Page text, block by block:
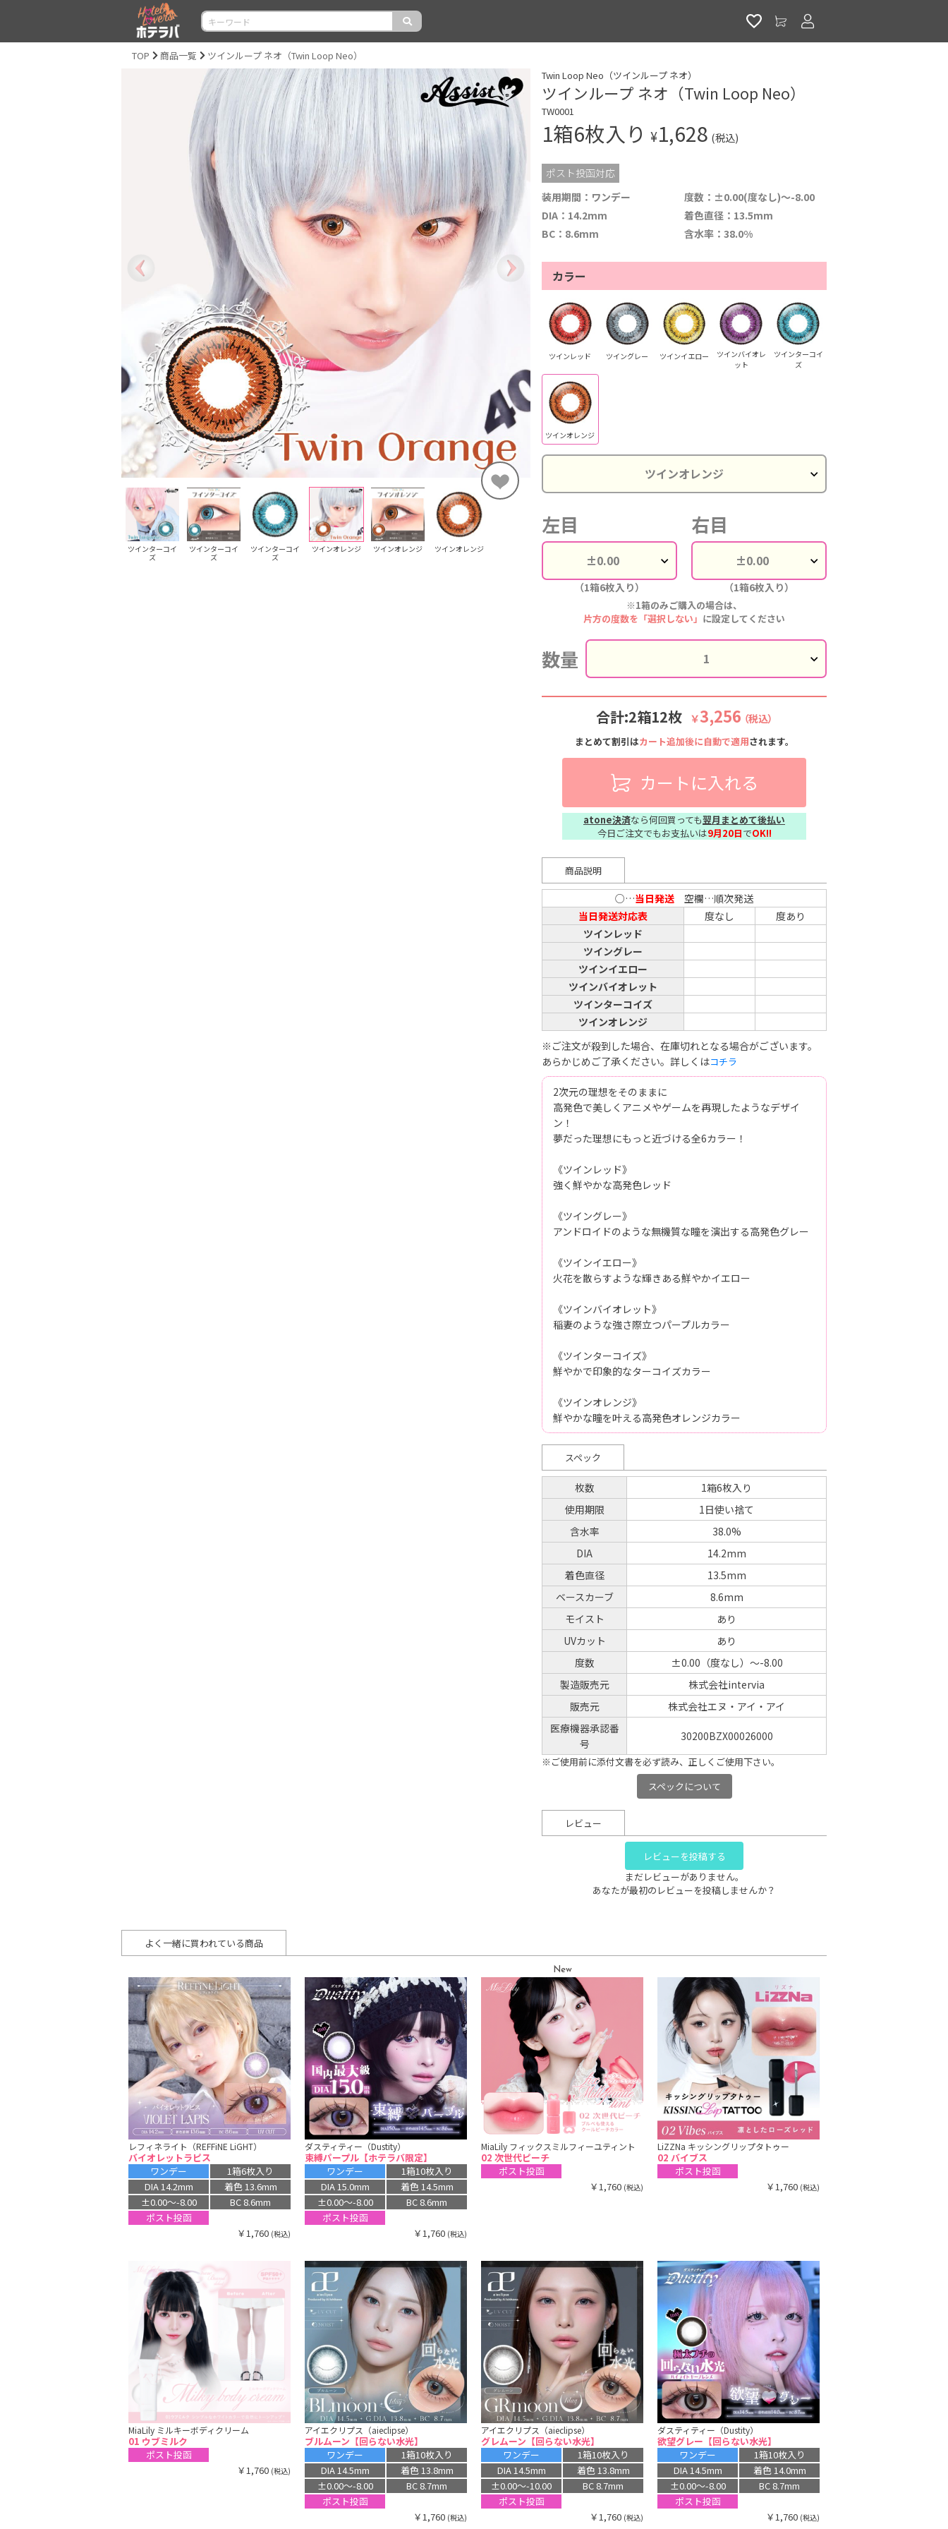
TOP 商品一覧 ツインループ ネオ（Twin Loop Neo）
ツインターコイ
ズ
ツインターコイ
ズ
ツインターコイ
ズ
ツインオレンジ ツインオレンジ ツインオレンジ
Twin Loop Neo（ツインループ ネオ）
ツインループ ネオ（Twin Loop Neo）
TW0001
1箱6枚入り ¥1,628 (税込)
ポスト投函対応
装用期間：ワンデー
度数：±0.00(度なし)～-8.00
DIA：14.2mm
着色直径：13.5mm
BC：8.6mm
含水率：38.0%
カラー
ツインレッド ツイングレー ツインイエロー
ツインバイオレ
ット
ツインターコイ
ズ
ツインオレンジ
左目
（1箱6枚入り）
右目
（1箱6枚入り）
※1箱のみご購入の場合は、
片方の度数を「選択しない」 に設定してください
数量
合計:2箱12枚 ￥3,256 （税込）
まとめて割引はカート追加後に自動で適用されます。
カートに入れる
atone決済なら何回買っても翌月まとめて後払い
今日ご注文でもお支払いは9月20日でOK!!
商品説明
○…当日発送 空欄…順次発送
当日発送対応表
度なし
度あり
ツインレッド
ツイングレー
ツインイエロー
ツインバイオレット
ツインターコイズ
ツインオレンジ
※ご注文が殺到した場合、在庫切れとなる場合がございます。
あらかじめご了承ください。詳しくはコチラ
2次元の理想をそのままに
高発色で美しくアニメやゲームを再現したようなデザイ
ン！
夢だった理想にもっと近づける全6カラー！
《ツインレッド》
強く鮮やかな高発色レッド
《ツイングレー》
アンドロイドのような無機質な瞳を演出する高発色グレー
《ツインイエロー》
火花を散らすような輝きある鮮やかイエロー
《ツインバイオレット》
稲妻のような強さ際立つパープルカラー
《ツインターコイズ》
鮮やかで印象的なターコイズカラー
《ツインオレンジ》
鮮やかな瞳を叶える高発色オレンジカラー
スペック
枚数
1箱6枚入り
使用期限
1日使い捨て
含水率
38.0%
DIA
14.2mm
着色直径
13.5mm
ベースカーブ
8.6mm
モイスト
あり
UVカット
あり
度数
±0.00（度なし）～-8.00
製造販売元
株式会社intervia
販売元
株式会社エヌ・アイ・アイ
医療機器承認番
号
30200BZX00026000
※ご使用前に添付文書を必ず読み、正しくご使用下さい。
スペックについて
レビュー
レビューを投稿する
まだレビューがありません。
あなたが最初のレビューを投稿しませんか？
よく一緒に買われている商品
レフィネライト（REFFiNE LiGHT）
バイオレットラピス
ワンデー
1箱6枚入り
DIA 14.2mm
着色 13.6mm
±0.00〜-8.00
BC 8.6mm
ポスト投函
￥1,760 (税込)
ダスティティー（Dustity）
束縛パープル【ホテラバ限定】
ワンデー
1箱10枚入り
DIA 15.0mm
着色 14.5mm
±0.00〜-8.00
BC 8.6mm
ポスト投函
￥1,760 (税込)
New
MiaLily フィックスミルフィーユティント
02 次世代ピーチ
ポスト投函
￥1,760 (税込)
LiZZNa キッシングリップタトゥー
02 バイブス
ポスト投函
￥1,760 (税込)
MiaLily ミルキーボディクリーム
01 ウブミルク
ポスト投函
￥1,760 (税込)
アイエクリプス（aieclipse）
ブルムーン【回らない水光】
ワンデー
1箱10枚入り
DIA 14.5mm
着色 13.8mm
±0.00〜-8.00
BC 8.7mm
ポスト投函
￥1,760 (税込)
アイエクリプス（aieclipse）
グレムーン【回らない水光】
ワンデー
1箱10枚入り
DIA 14.5mm
着色 13.8mm
±0.00〜-10.00
BC 8.7mm
ポスト投函
￥1,760 (税込)
ダスティティー（Dustity）
欲望グレー【回らない水光】
ワンデー
1箱10枚入り
DIA 14.5mm
着色 14.0mm
±0.00〜-8.00
BC 8.7mm
ポスト投函
￥1,760 (税込)